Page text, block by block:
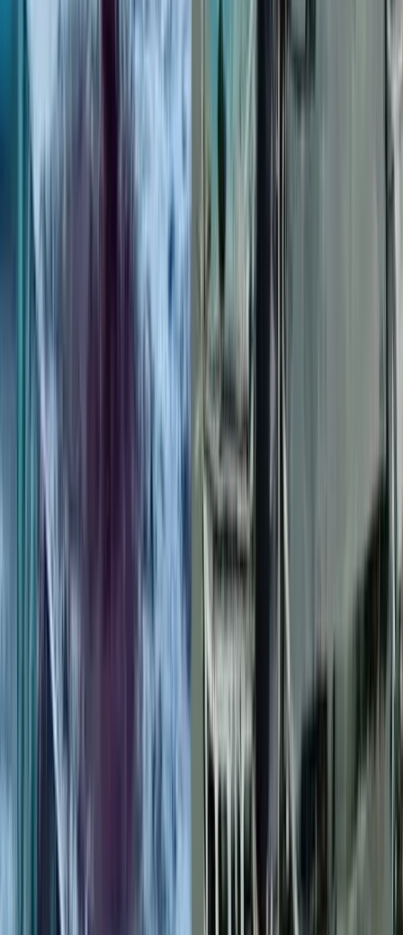
বাকেরগঞ্জ ইউএনওর স্বেচ্ছাচারিতায়
নাগরিক সেবা ব্যাহত, জনভোগান্তি
০৭ আগস্ট, ২০২৬ ২২:২১